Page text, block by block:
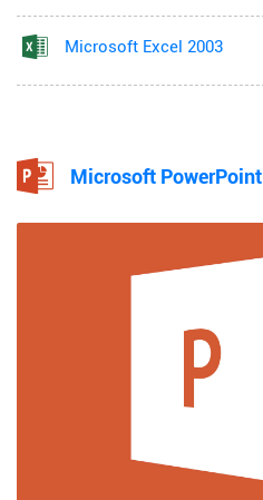
Microsoft Excel 2003
Microsoft PowerPoint